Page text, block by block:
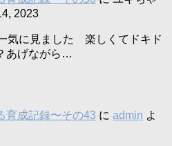
2023
気に見ました 楽しくてドキド
あげながら…
育成記録〜その43 に admin よ